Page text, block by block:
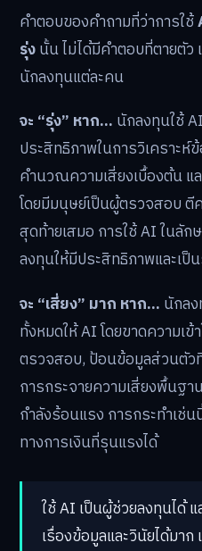
คำตอบของคำถามที่ว่าการใช้
รุ่งนั้น ไม่ได้มีคำตอบที่ตายตัว
นักลงทุนแต่ละคน
จะ “รุ่ง” หาก… นักลงทุนใช้
ประสิทธิภาพในการวิเคราะห์
คำนวณความเสี่ยงเบื้องต้น แ
โดยมีมนุษย์เป็นผู้ตรวจสอบ ตี
สุดท้ายเสมอ การใช้ AI ในลั
ลงทุนให้มีประสิทธิภาพและเป็
จะ “เสี่ยง” มาก หาก… นักล
ทั้งหมดให้ AI โดยขาดความเข้
ตรวจสอบ, ป้อนข้อมูลส่วนตัว
การกระจายความเสี่ยงพื้นฐ
กำลังร้อนแรง การกระทำเช่
ทางการเงินที่รุนแรงได้
ใช้ AI เป็นผู้ช่วยลงทุนได้
เรื่องข้อมูลและวินัยได้มา